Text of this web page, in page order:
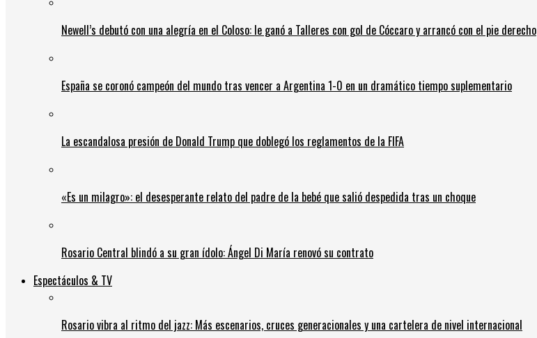
Newell’s debutó con una alegría en el Coloso: le ganó a Talleres con gol de Cóccaro y arrancó con el pie derecho
España se coronó campeón del mundo tras vencer a Argentina 1-0 en un dramático tiempo suplementario
La escandalosa presión de Donald Trump que doblegó los reglamentos de la FIFA
«Es un milagro»: el desesperante relato del padre de la bebé que salió despedida tras un choque
Rosario Central blindó a su gran ídolo: Ángel Di María renovó su contrato
Espectáculos & TV
Rosario vibra al ritmo del jazz: Más escenarios, cruces generacionales y una cartelera de nivel internacional